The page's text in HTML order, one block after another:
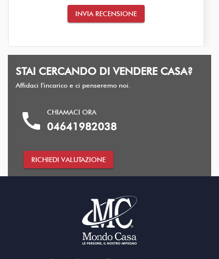
INVIA RECENSIONE
STAI CERCANDO DI VENDERE CASA?
Affidaci l'incarico e ci penseremo noi.
call CHIAMACI ORA
04641982038
RICHIEDI VALUTAZIONE